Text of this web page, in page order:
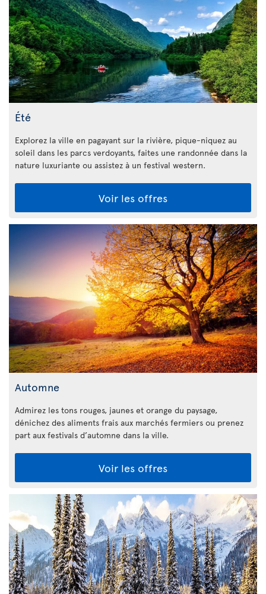
Été
Explorez la ville en pagayant sur la rivière, pique-niquez au
soleil dans les parcs verdoyants, faites une randonnée dans la
nature luxuriante ou assistez à un festival western.
Voir les offres
Automne
Admirez les tons rouges, jaunes et orange du paysage,
dénichez des aliments frais aux marchés fermiers ou prenez
part aux festivals d’automne dans la ville.
Voir les offres